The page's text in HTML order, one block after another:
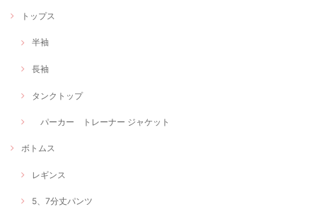
トップス
半袖
長袖
タンクトップ
パーカー トレーナー ジャケット
ボトムス
レギンス
5、7分丈パンツ